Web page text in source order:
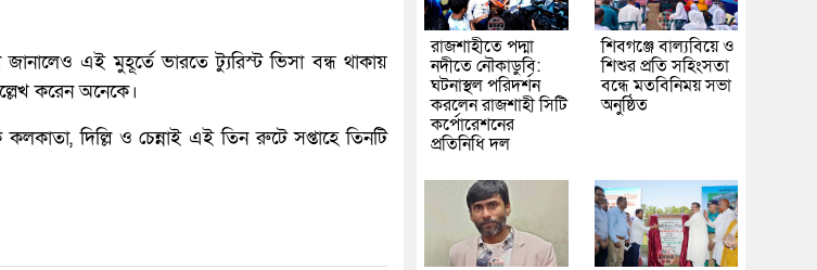
এই মুহূর্তে ভারতে ট্যুরিস্ট ভিসা বন্ধ থাকায়
করেন অনেকে।
দিল্লি ও চেন্নাই এই তিন রুটে সপ্তাহে তিনটি
রাজশাহীতে পদ্মা
নদীতে নৌকাডুবি:
ঘটনাস্থল পরিদর্শন
করলেন রাজশাহী সিটি
কর্পোরেশনের
প্রতিনিধি দল
শিবগঞ্জে বাল্যবিয়ে ও
শিশুর প্রতি সহিংসতা
বন্ধে মতবিনিময় সভা
অনুষ্ঠিত